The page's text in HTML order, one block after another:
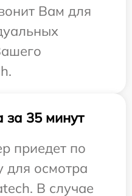
Вам для
за 35 минут
приедет по
для осмотра
В случае